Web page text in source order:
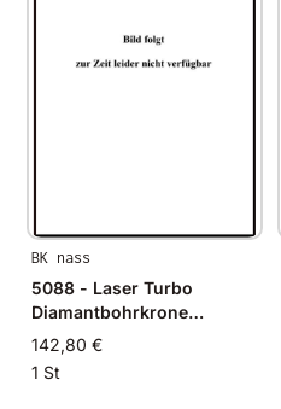
BK nass
5088 - Laser Turbo
Diamantbohrkrone
Ø182mm
142,80 €
1 St